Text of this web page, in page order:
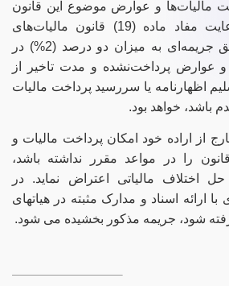
مالیات‌ها و عوارض موضوع این قانون
مفاد ماده ‌(
19
) قانون مالیات‌های
جریمه‌ای به ‏میزان دو ‌درصد ‌(%2
)‌ در
و عوارض پرداخت‌نشده و مدت تاخیر از
اظهارنامه یا سررسید پرداخت مالیات
باشد، خواهد بود.
از اراده خود امکان پرداخت مالیات و
را در مواعد مقرر نداشته باشد،
اختلاف مالیاتی اعتراض نماید. در
ارائه اسناد و مدارک مثبته در هیاتهای
شود، جریمه مذکور بخشیده می شود.
، چه مهارت هایی در حسابداری دارید؟
شما از آموزش چیست ؟